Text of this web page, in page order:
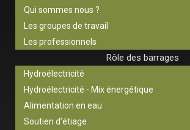
Qui sommes nous ?
Les groupes de travail
Les professionnels
Rôle des barrages
Hydroélectricité
Hydroélectricité - Mix énergétique
Alimentation en eau
Soutien d’étiage